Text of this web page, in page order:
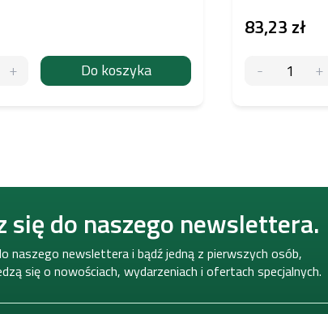
Do koszyka
83,23 zł
się do naszego newslettera.
naszego newslettera i bądź jedną z pierwszych osób,
się o nowościach, wydarzeniach i ofertach specjalnych.